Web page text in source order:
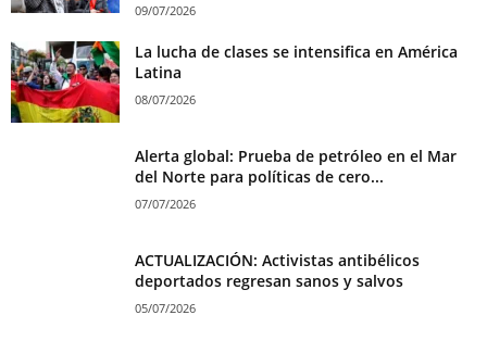
09/07/2026
La lucha de clases se intensifica en América
Latina
08/07/2026
Alerta global: Prueba de petróleo en el Mar
del Norte para políticas de cero...
07/07/2026
ACTUALIZACIÓN: Activistas antibélicos
deportados regresan sanos y salvos
05/07/2026